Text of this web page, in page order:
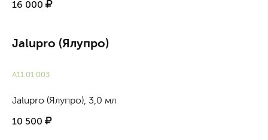
16 000
Jalupro (Ялупро)
А11.01.003
Jalupro (Ялупро), 3,0 мл
10 500